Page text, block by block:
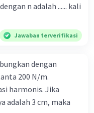
n adalah ...... kali
Jawaban terverifikasi
dengan
200 N/m.
harmonis. Jika
adalah 3 cm, maka